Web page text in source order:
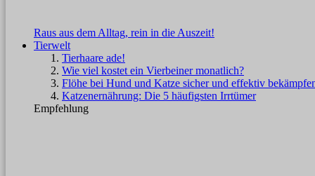
Raus aus dem Alltag, rein in die Auszeit!
Tierwelt
Tierhaare ade!
Wie viel kostet ein Vierbeiner monatlich?
Flöhe bei Hund und Katze sicher und effektiv
Katzenernährung: Die 5 häufigsten Irrtümer
Empfehlung